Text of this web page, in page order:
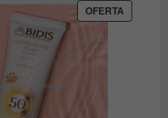
es:
14.80€.
OFERTA
EN